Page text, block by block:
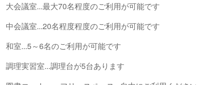
大会議室...最大70名程度のご利用が可能です
中会議室...20名程度程度のご利用が可能です
和室...5～6名のご利用が可能です
調理実習室...調理台が5台あります